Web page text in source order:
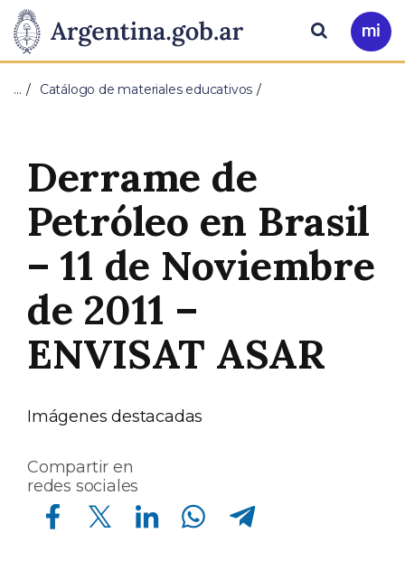
Presidencia
de
Nación
Pasar al contenido principal
Ir
a
Buscar
… Catálogo de materiales educativos
Derrame de
Petróleo en Brasil
– 11 de Noviembre
de 2011 –
ENVISAT ASAR
Imágenes destacadas
Compartir en
redes sociales
Compartir en Facebook Compartir en Twitter Compartir en Linkedin Compartir en Whatsapp Compartir en Telegram